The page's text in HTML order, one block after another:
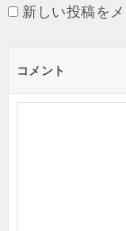
新しい投稿を
コメント